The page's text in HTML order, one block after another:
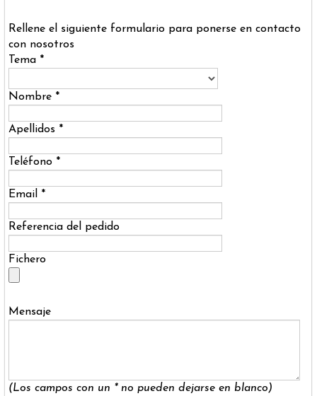
Rellene el siguiente formulario para ponerse en contacto
con nosotros
Tema *
Nombre *
Apellidos *
Teléfono *
Email *
Referencia del pedido
Fichero
Mensaje
(Los campos con un * no pueden dejarse en blanco)